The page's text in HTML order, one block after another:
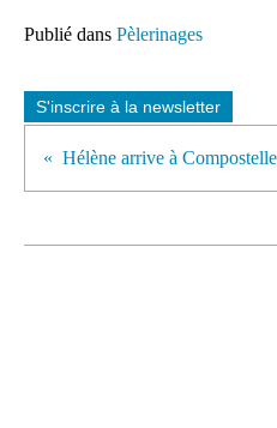
Publié dans Pèlerinages
S'inscrire à la newsletter